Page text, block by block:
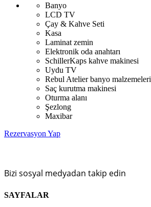
Banyo
LCD TV
Çay & Kahve Seti
Kasa
Laminat zemin
Elektronik oda anahtarı
SchillerKaps kahve makinesi
Uydu TV
Rebul Atelier banyo malzemeleri
Saç kurutma makinesi
Oturma alanı
Şezlong
Maxibar
Rezervasyon Yap
Bizi sosyal medyadan takip edin
SAYFALAR